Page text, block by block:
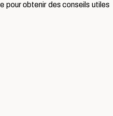
pour obtenir des conseils utiles